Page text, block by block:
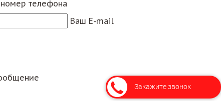
телефона
Ваш E-mail
Закажите звонок